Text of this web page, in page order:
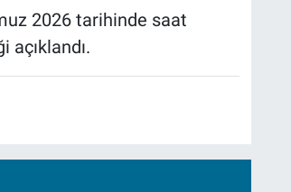
2026 tarihinde saat